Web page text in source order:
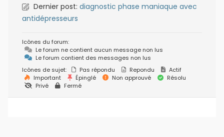
Dernier post: diagnostic phase maniaque avec
antidépresseurs
Icônes du forum:
Le forum ne contient aucun message non lus
Le forum contient des messages non lus
Icônes de sujet:
Pas répondu Repondu
Actif
Important
Épinglé Non approuvé
Résolu
Privé
Fermé